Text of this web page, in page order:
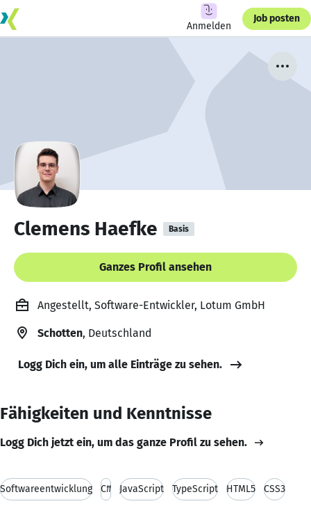
Anmelden
Job posten
Clemens Haefke Basis
Ganzes Profil ansehen
Angestellt, Software-Entwickler, Lotum GmbH
Schotten, Deutschland
Logg Dich ein, um alle Einträge zu sehen.
Fähigkeiten und Kenntnisse
Logg Dich jetzt ein, um das ganze Profil zu sehen.
Softwareentwicklung C# JavaScript TypeScript HTML5 CSS3